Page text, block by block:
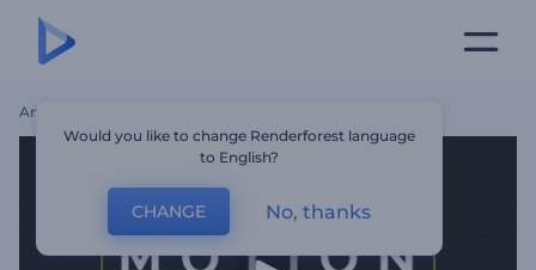
Ana Sayfa
Would you like to change Renderforest language
to English?
CHANGE No, thanks